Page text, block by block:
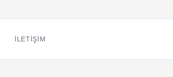
İLETIŞIM